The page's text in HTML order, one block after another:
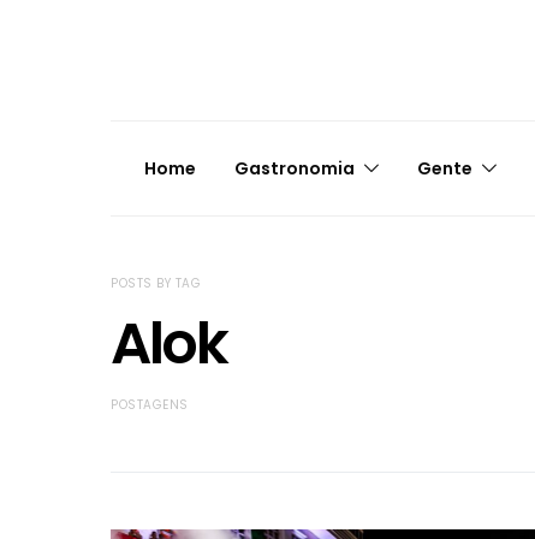
Home Gastronomia Gente
POSTS BY TAG
Alok
POSTAGENS